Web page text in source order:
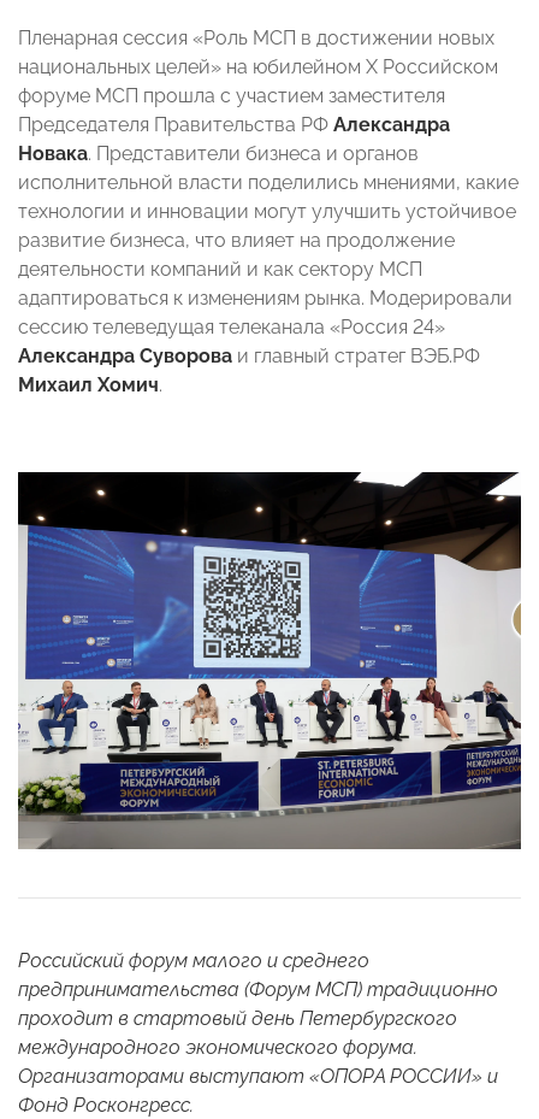
Пленарная сессия «Роль МСП в достижении новых
национальных целей» на юбилейном X Российском
форуме МСП прошла с участием заместителя
Председателя Правительства РФ Александра
Новака. Представители бизнеса и органов
исполнительной власти поделились мнениями, какие
технологии и инновации могут улучшить устойчивое
развитие бизнеса, что влияет на продолжение
деятельности компаний и как сектору МСП
адаптироваться к изменениям рынка. Модерировали
сессию телеведущая телеканала «Россия 24»
Александра Суворова и главный стратег ВЭБ.РФ
Михаил Хомич.
Российский форум малого и среднего
предпринимательства (Форум МСП) традиционно
проходит в стартовый день Петербургского
международного экономического форума.
Организаторами выступают «ОПОРА РОССИИ» и
Фонд Росконгресс.